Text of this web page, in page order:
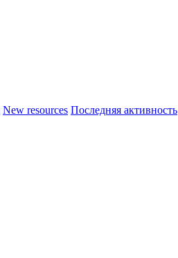
New resources Последняя активность